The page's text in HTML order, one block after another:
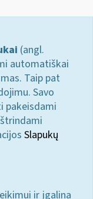
(angl.
automatiškai
Taip pat
Savo
pakeisdami
Slapukų
ir įgalina